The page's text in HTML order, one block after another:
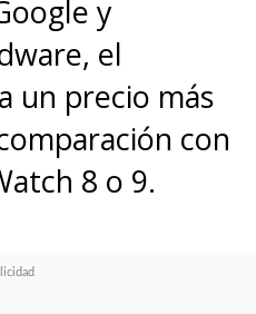
y
el
un precio más
con
8 o 9.